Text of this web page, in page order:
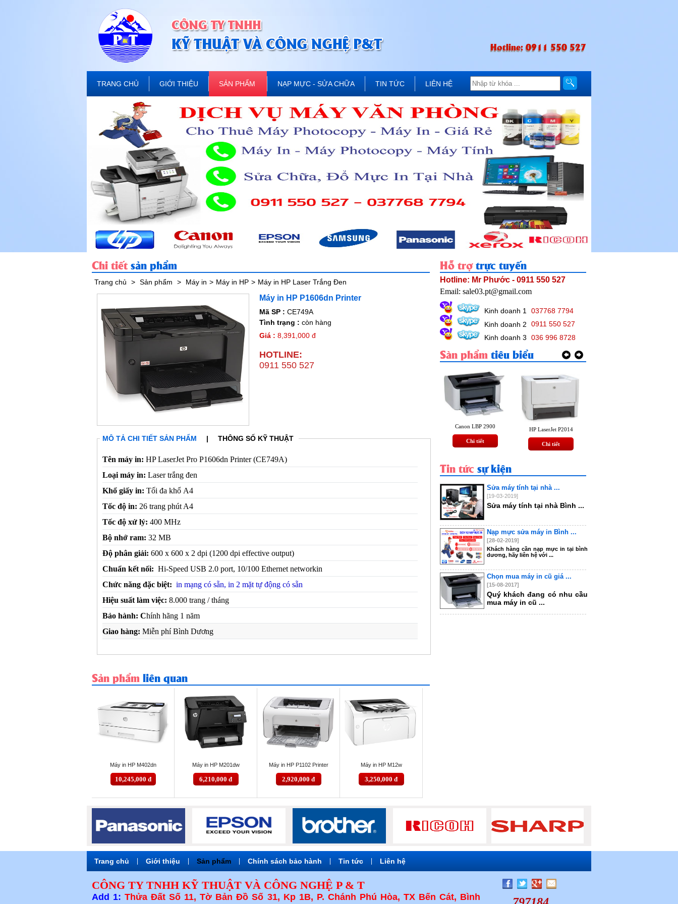
Hotline: 0911 550 527
TRANG CHỦ GIỚI THIỆU SẢN PHẨM NẠP MỰC - SỬA CHỮA TIN TỨC LIÊN HỆ
Chi tiết sản phẩm
Trang chủ > Sản phẩm > Máy in > Máy in HP > Máy in HP Laser Trắng Đen
Máy in HP P1606dn Printer
Mã SP : CE749A
Tình trạng : còn hàng
Giá : 8,391,000 đ
HOTLINE:
0911 550 527
MÔ TẢ CHI TIẾT SẢN PHẨM | THÔNG SỐ KỸ THUẬT
Tên máy in: HP LaserJet Pro P1606dn Printer (CE749A)
Loại máy in: Laser trắng đen
Khổ giấy in: Tối đa khổ A4
Tốc độ in: 26 trang phút A4
Tốc độ xử lý: 400 MHz
Bộ nhớ ram: 32 MB
Độ phân giải: 600 x 600 x 2 dpi (1200 dpi effective output)
Chuẩn kết nối: Hi-Speed USB 2.0 port, 10/100 Ethernet networkin
Chức năng đặc biệt: in mạng có sẵn, in 2 mặt tự động có sẵn
Hiệu suất làm việc: 8.000 trang / tháng
Bảo hành: Chính hãng 1 năm
Giao hàng: Miễn phí Bình Dương
Sản phẩm liên quan
Máy in HP M402dn
10,245,000 đ
Máy in HP M201dw
6,210,000 đ
Máy in HP P1102 Printer
2,920,000 đ
Máy in HP M12w
3,250,000 đ
Hỗ trợtrực tuyến
Hotline: Mr Phước - 0911 550 527
Email: sale03.pt@gmail.com
Kinh doanh 1
037768 7794
Kinh doanh 2
0911 550 527
Kinh doanh 3
036 996 8728
Sàn phẩmtiêu biểu
Máy Bộ Số 15 Máy Bộ Số 17
Máy in HP LaserJet ...
Canon LBP 2900
Chi tiết
HP LaserJet P2014
Chi tiết
Tin tức sự kiện
Sửa máy tính tại nhà ...
[19-03-2019]
Sửa máy tính tại nhà Bình ...
Nạp mực sửa máy in Bình ...
[28-02-2019]
Khách hàng cần nạp mực in tại bình
dương, hãy liên hệ với ...
Chọn mua máy in cũ giá ...
[15-08-2017]
Quý khách đang có nhu cầu
mua máy in cũ ...
Trang chủ Giới thiệu Sản phẩm Chính sách bảo hành Tin tức Liên hệ
CÔNG TY TNHH KỸ THUẬT VÀ CÔNG NGHỆ P & T
Add 1:Thửa Đất Số 11, Tờ Bản Đồ Số 31, Kp 1B, P. Chánh Phú Hòa, TX Bến Cát, Bình